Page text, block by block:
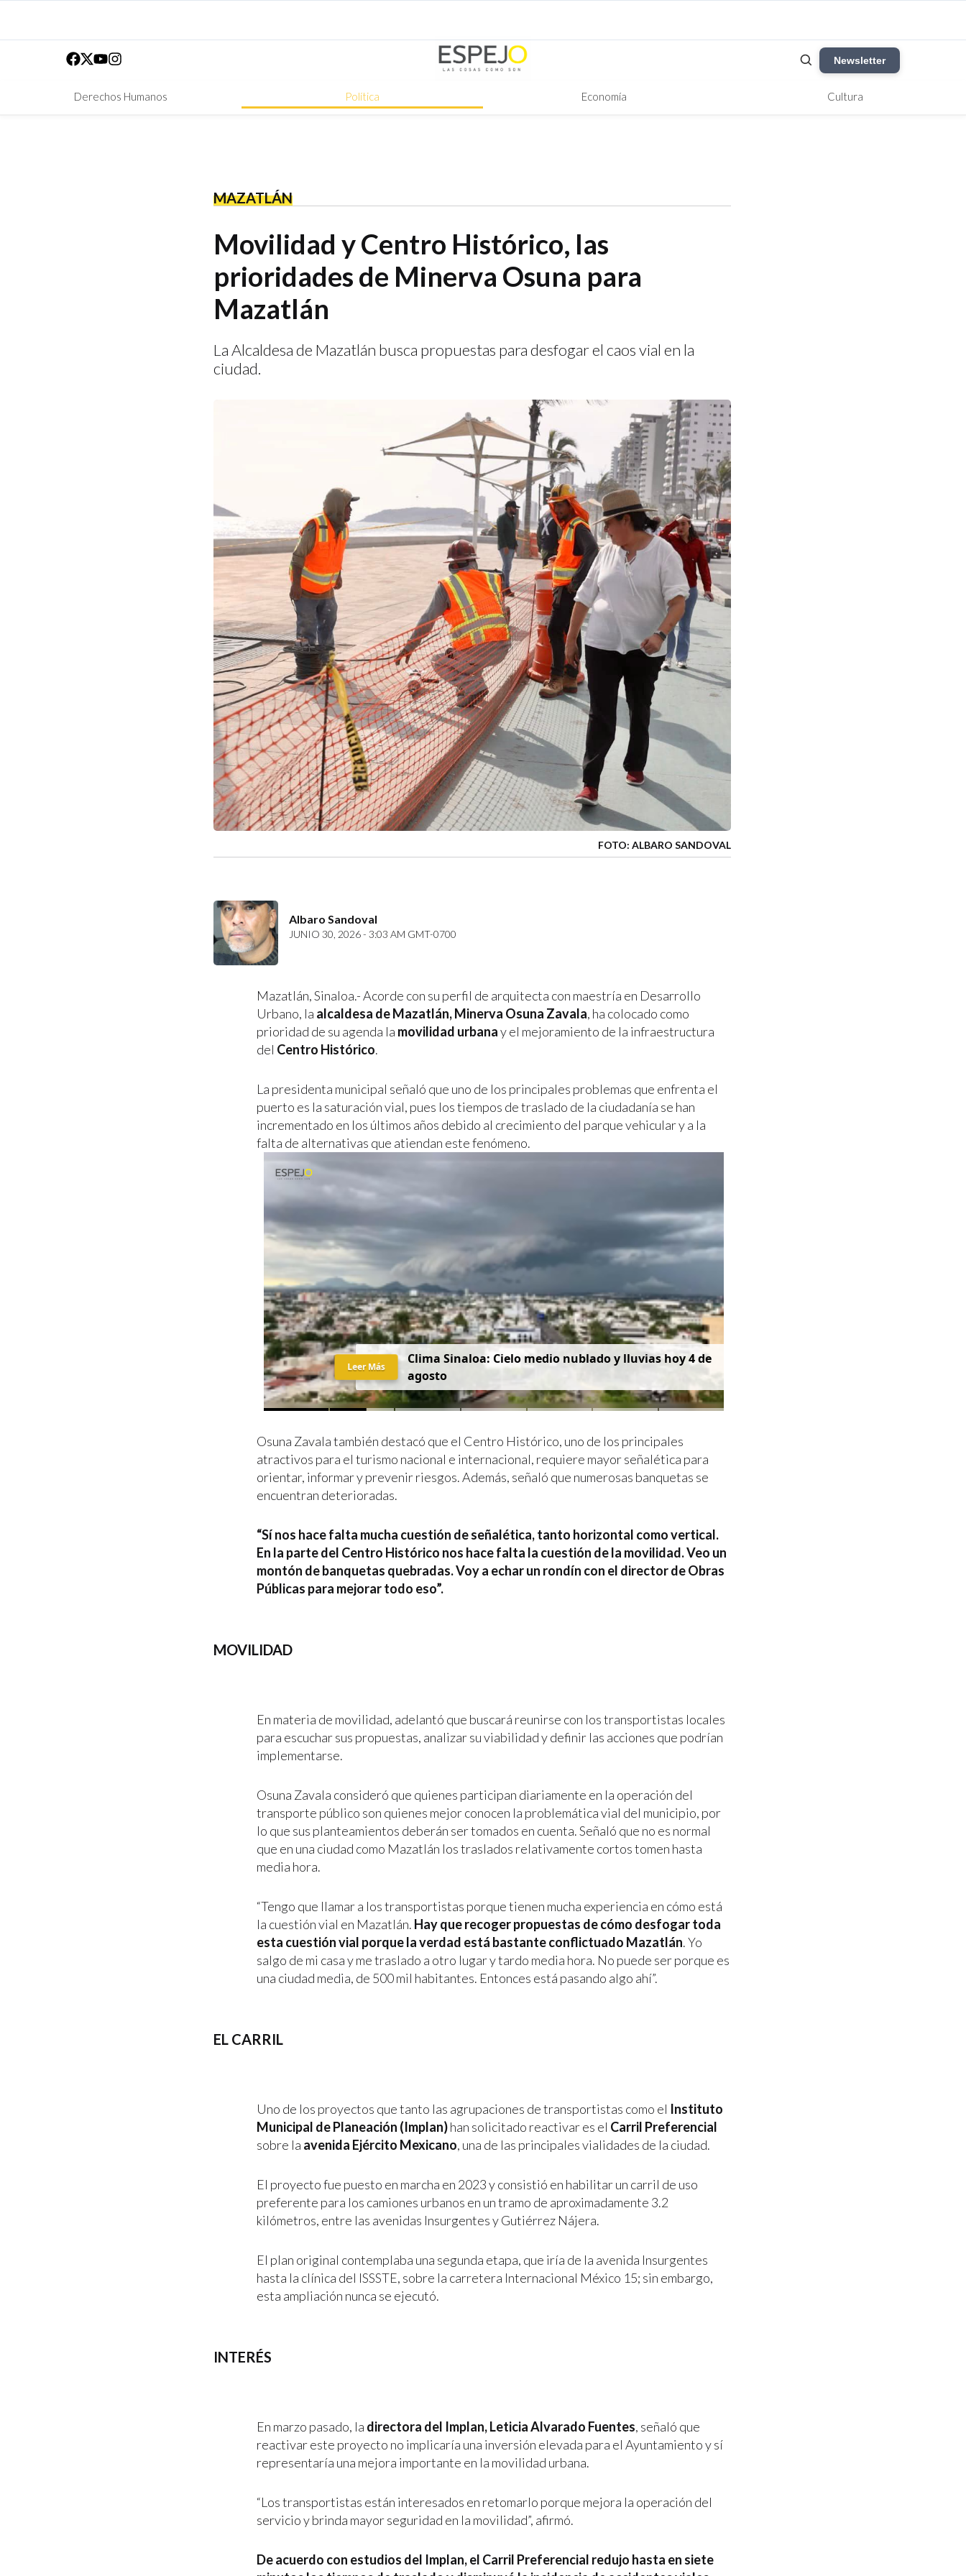
Newsletter
Derechos Humanos Política Economía Cultura
MAZATLÁN
Movilidad y Centro Histórico, las
prioridades de Minerva Osuna para
Mazatlán
La Alcaldesa de Mazatlán busca propuestas para desfogar el caos vial en la
ciudad.
FOTO: ALBARO SANDOVAL
Albaro Sandoval
JUNIO 30, 2026 - 3:03 AM GMT-0700
Mazatlán, Sinaloa.- Acorde con su perfil de arquitecta con maestría en Desarrollo
Urbano, la alcaldesa de Mazatlán, Minerva Osuna Zavala, ha colocado como
prioridad de su agenda la movilidad urbanay el mejoramiento de la infraestructura
del Centro Histórico.
La presidenta municipal señaló que uno de los principales problemas que enfrenta el
puerto es la saturación vial, pues los tiempos de traslado de la ciudadanía se han
incrementado en los últimos años debido al crecimiento del parque vehicular y a la
falta de alternativas que atiendan este fenómeno.
Clima Sinaloa: Cielomedio nubladoy lluvias hoy4de
agosto
Leer Más
Osuna Zavala también destacó que el Centro Histórico, uno de los principales
atractivos para el turismo nacional e internacional, requiere mayor señalética para
orientar, informar y prevenir riesgos. Además, señaló que numerosas banquetas se
encuentran deterioradas.
“Sí nos hace falta mucha cuestión de señalética, tanto horizontal como vertical.
En la parte del Centro Histórico nos hace falta la cuestión de la movilidad. Veo un
montón de banquetas quebradas. Voy a echar un rondín con el director de Obras
Públicas para mejorar todo eso”.
MOVILIDAD
En materia de movilidad, adelantó que buscará reunirse con los transportistas locales
para escuchar sus propuestas, analizar su viabilidad y definir las acciones que podrían
implementarse.
Osuna Zavala consideró que quienes participan diariamente en la operación del
transporte público son quienes mejor conocen la problemática vial del municipio, por
lo que sus planteamientos deberán ser tomados en cuenta. Señaló que no es normal
que en una ciudad como Mazatlán los traslados relativamente cortos tomen hasta
media hora.
“Tengo que llamar a los transportistas porque tienen mucha experiencia en cómo está
la cuestión vial en Mazatlán. Hay que recoger propuestas de cómo desfogar toda
esta cuestión vial porque la verdad está bastante conflictuado Mazatlán. Yo
salgo de mi casa y me traslado a otro lugar y tardo media hora. No puede ser porque es
una ciudad media, de 500 mil habitantes. Entonces está pasando algo ahí”.
EL CARRIL
Uno de los proyectos que tanto las agrupaciones de transportistas como el Instituto
Municipal de Planeación (Implan)han solicitado reactivar es el Carril Preferencial
sobre la avenida Ejército Mexicano, una de las principales vialidades de la ciudad.
El proyecto fue puesto en marcha en 2023 y consistió en habilitar un carril de uso
preferente para los camiones urbanos en un tramo de aproximadamente 3.2
kilómetros, entre las avenidas Insurgentes y Gutiérrez Nájera.
El plan original contemplaba una segunda etapa, que iría de la avenida Insurgentes
hasta la clínica del ISSSTE, sobre la carretera Internacional México 15; sin embargo,
esta ampliación nunca se ejecutó.
INTERÉS
En marzo pasado, la directora del Implan, Leticia Alvarado Fuentes, señaló que
reactivar este proyecto no implicaría una inversión elevada para el Ayuntamiento y sí
representaría una mejora importante en la movilidad urbana.
“Los transportistas están interesados en retomarlo porque mejora la operación del
servicio y brinda mayor seguridad en la movilidad”, afirmó.
De acuerdo con estudios del Implan, el Carril Preferencial redujo hasta en siete